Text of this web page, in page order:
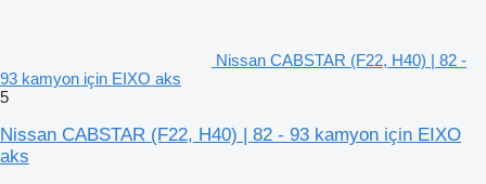
Nissan CABSTAR (F22, H40) | 82 -
93 kamyon için EIXO aks
5
Nissan CABSTAR (F22, H40) | 82 - 93 kamyon için EIXO
aks